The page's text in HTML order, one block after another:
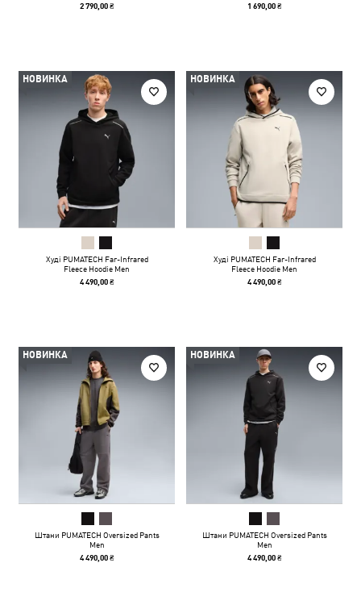
2 790,00 ₴ 1 690,00 ₴
НОВИНКА
Худі PUMATECH Far-Infrared
Fleece Hoodie Men
4 490,00 ₴
НОВИНКА
Худі PUMATECH Far-Infrared
Fleece Hoodie Men
4 490,00 ₴
НОВИНКА
Штани PUMATECH Oversized Pants
Men
4 490,00 ₴
НОВИНКА
Штани PUMATECH Oversized Pants
Men
4 490,00 ₴